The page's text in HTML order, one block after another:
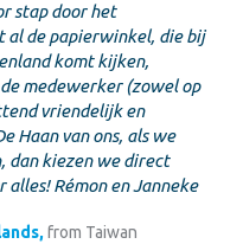
stap door het
al de papierwinkel, die bij
komt kijken,
medewerker (zowel op
vriendelijk en
Haan van ons, als we
dan kiezen we direct
alles! Rémon en Janneke
from Taiwan